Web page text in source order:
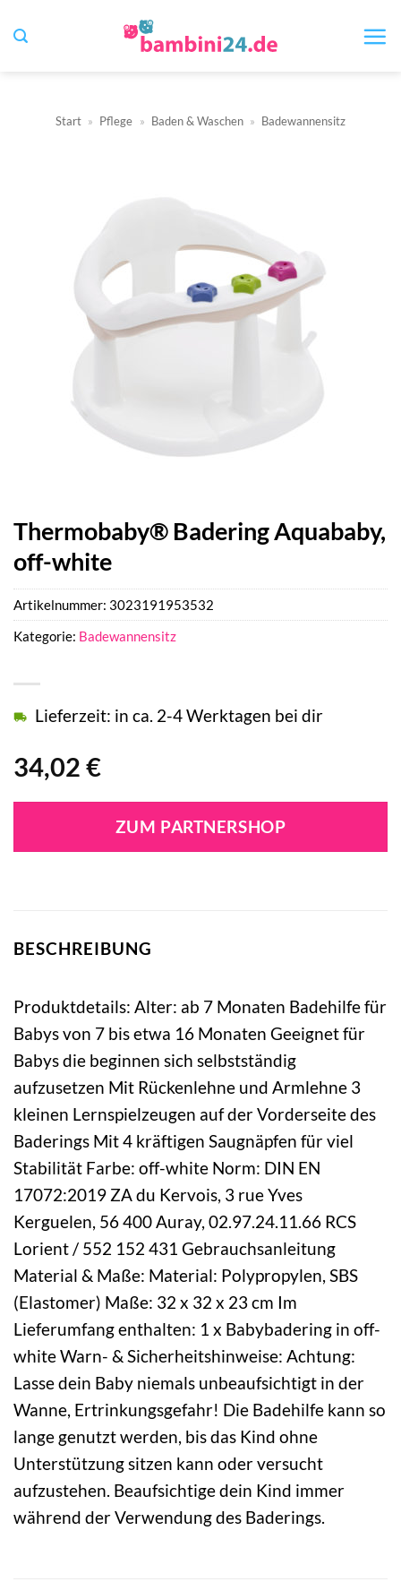
Inhalt
Start » Pflege » Baden & Waschen » Badewannensitz
Thermobaby® Badering Aquababy,
off-white
34,02 €
Lieferzeit: in ca. 2-4 Werktagen bei dir
ZUM PARTNERSHOP
Artikelnummer: 3023191953532
Kategorie: Badewannensitz
BESCHREIBUNG
Produktdetails: Alter: ab 7 Monaten Badehilfe für
Babys von 7 bis etwa 16 Monaten Geeignet für
Babys die beginnen sich selbstständig
aufzusetzen Mit Rückenlehne und Armlehne 3
kleinen Lernspielzeugen auf der Vorderseite des
Baderings Mit 4 kräftigen Saugnäpfen für viel
Stabilität Farbe: off-white Norm: DIN EN
17072:2019 ZA du Kervois, 3 rue Yves
Kerguelen, 56 400 Auray, 02.97.24.11.66 RCS
Lorient / 552 152 431 Gebrauchsanleitung
Material & Maße: Material: Polypropylen, SBS
(Elastomer) Maße: 32 x 32 x 23 cm Im
Lieferumfang enthalten: 1 x Babybadering in off-
white Warn- & Sicherheitshinweise: Achtung:
Lasse dein Baby niemals unbeaufsichtigt in der
Wanne, Ertrinkungsgefahr! Die Badehilfe kann so
lange genutzt werden, bis das Kind ohne
Unterstützung sitzen kann oder versucht
aufzustehen. Beaufsichtige dein Kind immer
während der Verwendung des Baderings.